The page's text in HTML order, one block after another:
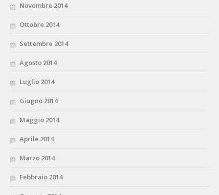
Novembre 2014
Ottobre 2014
Settembre 2014
Agosto 2014
Luglio 2014
Giugno 2014
Maggio 2014
Aprile 2014
Marzo 2014
Febbraio 2014